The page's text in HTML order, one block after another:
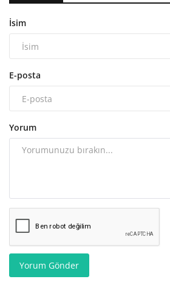
İsim
E-posta
Yorum
Yorum Gönder